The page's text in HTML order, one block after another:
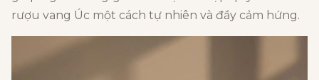
rượu vang Úc một cách tự nhiên và đầy cảm hứng.